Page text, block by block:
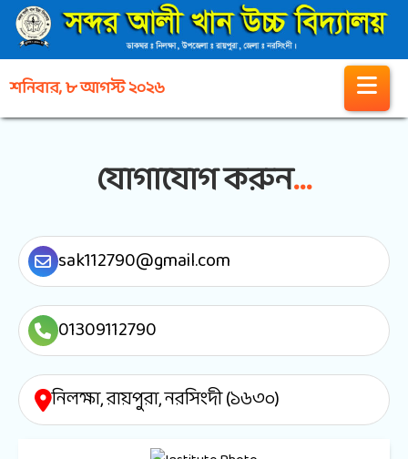
শনিবার, ৮ আগস্ট ২০২৬
যোগাযোগ করুন...
sak112790@gmail.com
01309112790
নিলক্ষা, রায়পুরা, নরসিংদী (১৬৩০)